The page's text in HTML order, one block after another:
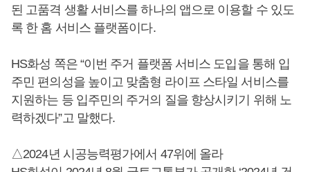
된 고품격 생활 서비스를 하나의 앱으로 이용할 수 있도
록 한 홈 서비스 플랫폼이다.
HS화성 쪽은 “이번 주거 플랫폼 서비스 도입을 통해 입
주민 편의성을 높이고 맞춤형 라이프 스타일 서비스를
지원하는 등 입주민의 주거의 질을 향상시키기 위해 노
력하겠다”고 말했다.
△2024년 시공능력평가에서 47위에 올라